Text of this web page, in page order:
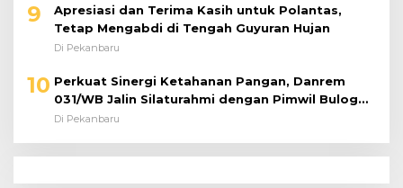
9
Apresiasi dan Terima Kasih untuk Polantas,
Tetap Mengabdi di Tengah Guyuran Hujan
Di Pekanbaru
10 Perkuat Sinergi Ketahanan Pangan, Danrem
031/WB Jalin Silaturahmi dengan Pimwil Bulog
Riau dan Kepri
Di Pekanbaru